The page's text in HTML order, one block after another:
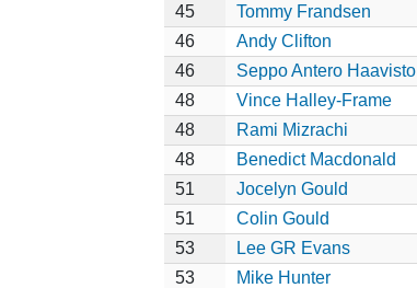
45
Tommy Frandsen
46
Andy Clifton
46
Seppo Antero Haavisto
48
Vince Halley-Frame
48
Rami Mizrachi
48
Benedict Macdonald
51
Jocelyn Gould
51
Colin Gould
53
Lee GR Evans
53
Mike Hunter